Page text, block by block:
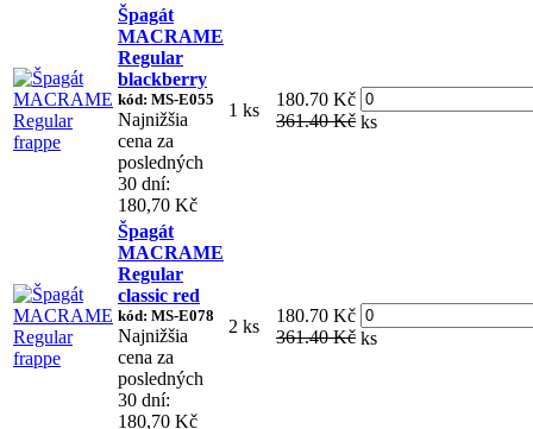
Špagát
MACRAME
Regular
blackberry
kód: MS-E055
Najnižšia
cena za
posledných
30 dní:
180,70 Kč
1 ks
180.70 Kč
361.40 Kč ks
Špagát
MACRAME
Regular
classic red
kód: MS-E078
Najnižšia
cena za
posledných
30 dní:
180,70 Kč
2 ks
180.70 Kč
361.40 Kč ks